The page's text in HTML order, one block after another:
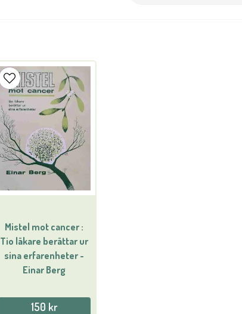
Mistel mot cancer :
Tio läkare berättar ur
sina erfarenheter -
Einar Berg
150 kr